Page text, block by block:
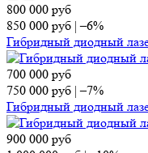
800 000 руб
850 000 руб |–6%
Гибридный диодный
700 000 руб
750 000 руб |–7%
Гибридный диодный
900 000 руб